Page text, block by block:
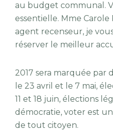
au budget communal.
essentielle. Mme Carole
agent recenseur, je
réserver le meilleur
2017 sera marquée par
le 23 avril et le 7 mai,
11 et 18 juin, élections
démocratie, voter est
de tout citoyen.